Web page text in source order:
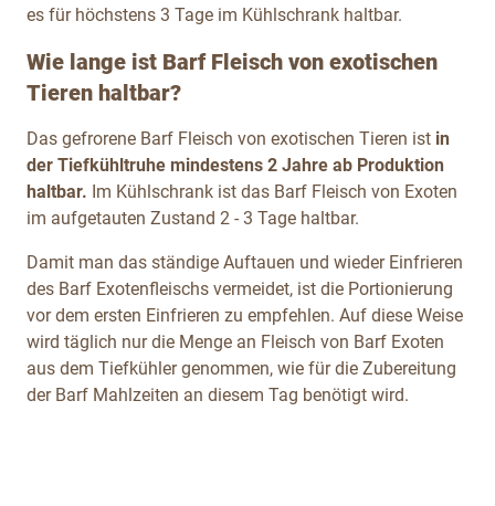
es fürhöchstens 3 Tage im Kühlschrank haltbar.
Wie lange ist Barf Fleisch von exotischen
Tieren haltbar?
Das gefrorene Barf Fleisch von exotischen Tieren ist in
der Tiefkühltruhe mindestens 2 Jahre ab Produktion
haltbar. Im Kühlschrank ist das Barf Fleisch von Exoten
im aufgetauten Zustand 2 - 3 Tage haltbar.
Damit man das ständige Auftauen und wieder Einfrieren
des Barf Exotenfleischs vermeidet, ist die Portionierung
vor dem ersten Einfrieren zu empfehlen. Auf diese Weise
wird täglich nur die Menge an Fleisch von Barf Exoten
aus dem Tiefkühler genommen, wie für die Zubereitung
der Barf Mahlzeiten an diesem Tag benötigt wird.